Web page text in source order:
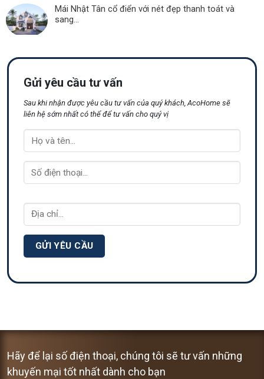
Mái Nhật Tân cổ điển với nét đẹp thanh toát và
sang...
Gửi yêu cầu tư vấn
Sau khi nhận được yêu cầu tư vấn của quý khách, AcoHome sẽ
liên hệ sớm nhất có thể để tư vấn cho quý vị
Hãy để lại số điện thoại, chúng tôi sẽ tư vấn những
khuyến mại tốt nhất dành cho bạn